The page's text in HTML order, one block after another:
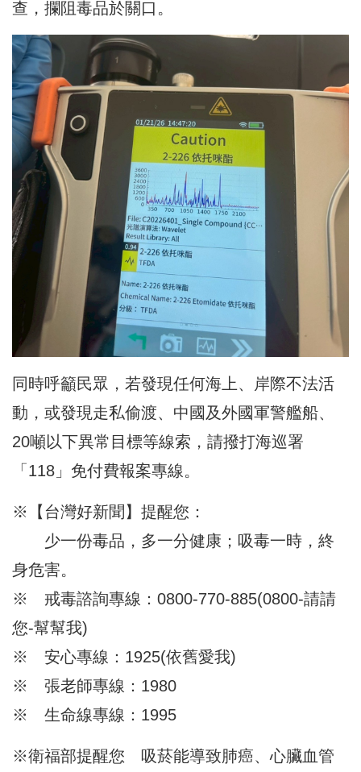
查，攔阻毒品於關口。
同時呼籲民眾，若發現任何海上、岸際不法活
動，或發現走私偷渡、中國及外國軍警艦船、
20噸以下異常目標等線索，請撥打海巡署
「118」免付費報案專線。
※【台灣好新聞】提醒您：
少一份毒品，多一分健康；吸毒一時，終
身危害。
※ 戒毒諮詢專線：0800-770-885(0800-請請
您-幫幫我)
※ 安心專線：1925(依舊愛我)
※ 張老師專線：1980
※ 生命線專線：1995
※衛福部提醒您 吸菸能導致肺癌、心臟血管